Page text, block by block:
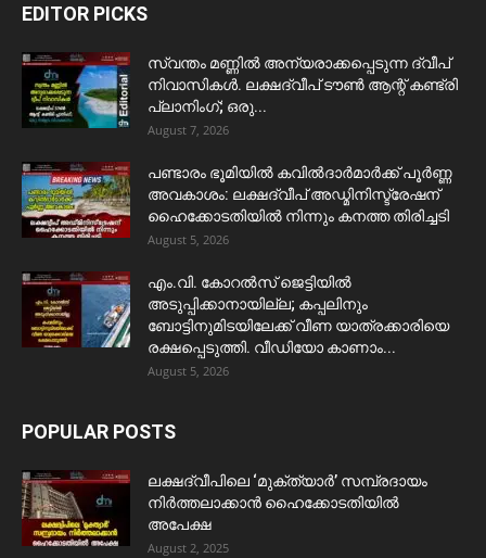
EDITOR PICKS
സ്വന്തം മണ്ണിൽ അന്യരാക്കപ്പെടുന്ന ദ്വീപ്
നിവാസികൾ. ലക്ഷദ്വീപ് ടൗൺ ആന്റ് കണ്ട്രി
പ്ലാനിംഗ്; ഒരു...
August 7, 2026
പണ്ടാരം ഭൂമിയിൽ കവിൽദാർമാർക്ക് പൂർണ്ണ
അവകാശം: ലക്ഷദ്വീപ് അഡ്മിനിസ്ട്രേഷന്
ഹൈക്കോടതിയിൽ നിന്നും കനത്ത തിരിച്ചടി
August 5, 2026
​എം.വി. കോറൽസ് ജെട്ടിയിൽ
അടുപ്പിക്കാനായില്ല; കപ്പലിനും
ബോട്ടിനുമിടയിലേക്ക് വീണ യാത്രക്കാരിയെ
രക്ഷപ്പെടുത്തി. വീഡിയോ കാണാം...
August 5, 2026
POPULAR POSTS
ലക്ഷദ്വീപിലെ ‘മുക്ത്യാർ’ സമ്പ്രദായം
നിർത്തലാക്കാൻ ഹൈക്കോടതിയിൽ
അപേക്ഷ
August 2, 2025